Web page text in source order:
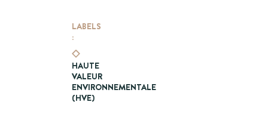
LABELS
:
HAUTE
VALEUR
ENVIRONNEMENTALE
(HVE)